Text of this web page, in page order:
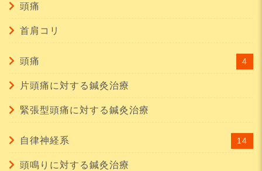
頭痛
首肩コリ
頭痛 4
片頭痛に対する鍼灸治療
緊張型頭痛に対する鍼灸治療
自律神経系 14
頭鳴りに対する鍼灸治療